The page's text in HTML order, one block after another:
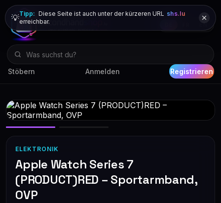
Stöbern Anmelden Registrieren
💡Tipp: Diese Seite ist auch unter der kürzeren URL shs.lu
erreichbar.
ELEKTRONIK
Apple Watch Series 7
(PRODUCT)RED – Sportarmband,
OVP